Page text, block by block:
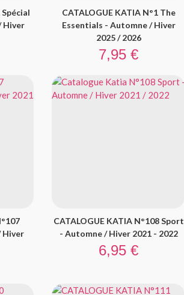
Spécial
Hiver
CATALOGUE KATIA N°1 The
Essentials - Automne / Hiver
2025 / 2026
Prix
7,95 €
Hiver
CATALOGUE KATIA N°108 Sport
- Automne / Hiver 2021 - 2022
Prix
6,95 €